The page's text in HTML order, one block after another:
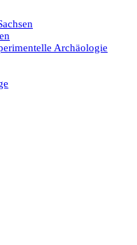
Archäologie